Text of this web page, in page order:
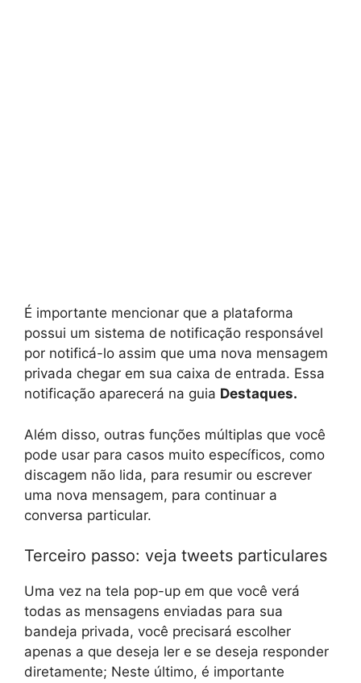
É importante mencionar que a plataforma
possui um sistema de notificação responsável
por notificá-lo assim que uma nova mensagem
privada chegar em sua caixa de entrada. Essa
notificação aparecerá na guia Destaques.
Além disso, outras funções múltiplas que você
pode usar para casos muito específicos, como
discagem não lida, para resumir ou escrever
uma nova mensagem, para continuar a
conversa particular.
Terceiro passo: veja tweets particulares
Uma vez na tela pop-up em que você verá
todas as mensagens enviadas para sua
bandeja privada, você precisará escolher
apenas a que deseja ler e se deseja responder
diretamente; Neste último, é importante